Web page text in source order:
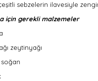
sebzelerin ilavesiyle
için gerekli malzemeler
zeytinyağı